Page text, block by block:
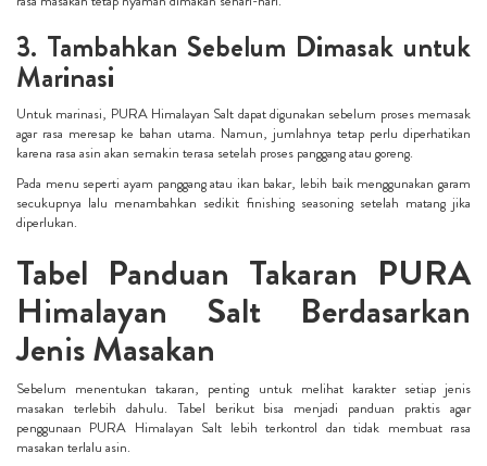
3. Tambahkan Sebelum Dimasak untuk
Marinasi
Untuk marinasi, PURA Himalayan Salt dapat digunakan sebelum proses memasak
agar rasa meresap ke bahan utama. Namun, jumlahnya tetap perlu diperhatikan
karena rasa asin akan semakin terasa setelah proses panggang atau goreng.
Pada menu seperti ayam panggang atau ikan bakar, lebih baik menggunakan garam
secukupnya lalu menambahkan sedikit finishing seasoning setelah matang jika
diperlukan.
Tabel Panduan Takaran PURA
Himalayan Salt Berdasarkan
Jenis Masakan
Sebelum menentukan takaran, penting untuk melihat karakter setiap jenis
masakan terlebih dahulu. Tabel berikut bisa menjadi panduan praktis agar
penggunaan PURA Himalayan Salt lebih terkontrol dan tidak membuat rasa
masakan terlalu asin.